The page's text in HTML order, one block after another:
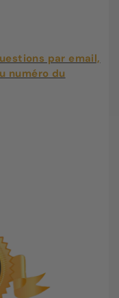
par email,
numéro du